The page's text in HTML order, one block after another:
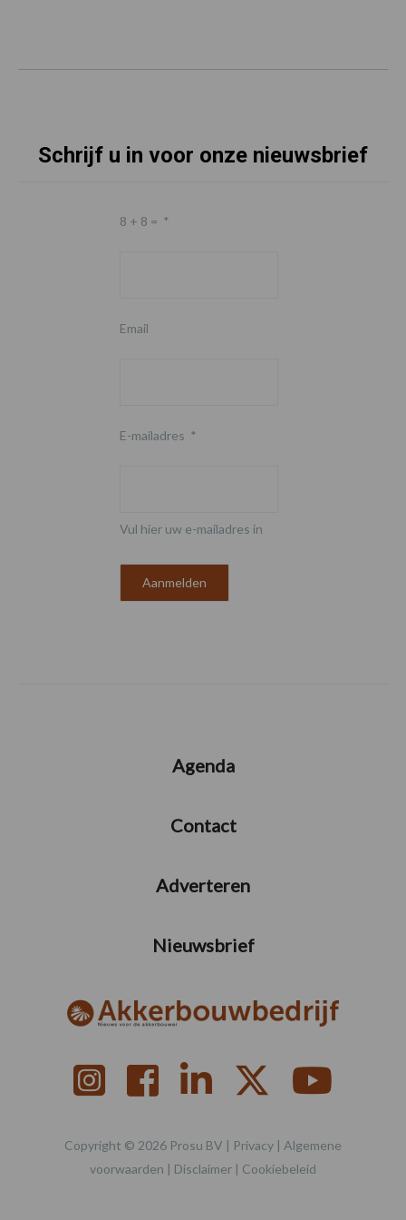
Schrijf u in voor onze nieuwsbrief
8 + 8 = *
Email
E-mailadres *
Vul hier uw e-mailadres in
Agenda
Contact
Adverteren
Nieuwsbrief
Copyright © 2026 Prosu BV | Privacy | Algemene
voorwaarden | Disclaimer | Cookiebeleid